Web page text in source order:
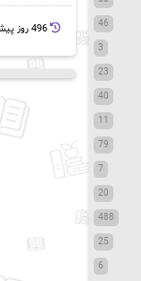
496 روز پيش 46
3
23
40
11
79
7
20
488
25
6